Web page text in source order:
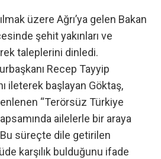
üzere Ağrı’ya gelen Bakan
şehit yakınları ve
taleplerini dinledi.
Recep Tayyip
ileterek başlayan Göktaş,
“Terörsüz Türkiye
ailelerle bir araya
süreçte dile getirilen
karşılık bulduğunu ifade